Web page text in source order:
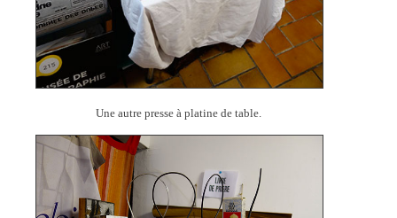
Une autre presse à platine de table.